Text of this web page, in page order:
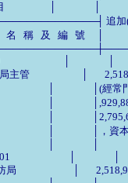
目                   │
追加(
節│     名   稱
主管                      │
│
│
│
│
防局